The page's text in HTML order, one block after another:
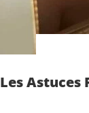
Les Astuces